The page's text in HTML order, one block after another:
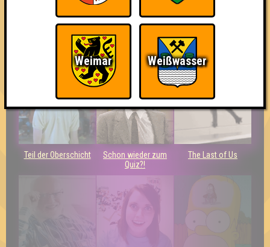
Bin ich schon drin? Knapp daneben!
Wiederzehn macht
Freude
Teil der Oberschicht
Schon wieder zum
Quiz?!
The Last of Us
Weimar Weißwasser